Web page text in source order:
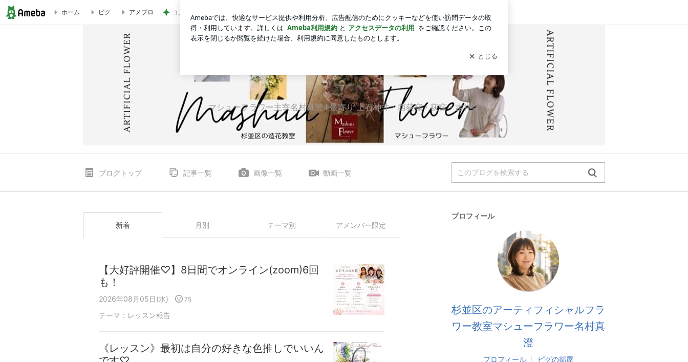
ブログ記事一覧｜杉並区のアーティフィシャルフラワー造花教室『写真と文章』で満席教室へマシューフラワー
ホーム ピグ アメブロ コメダのコンプしたくなる可愛い食玩 新規登録 ログイン
マシューフラワー主宰名村真澄❈最寄り 上石神井・西荻窪・荻窪・吉祥寺
ブログトップ 記事一覧 画像一覧 動画一覧
新着 月別 テーマ別 アメンバー限定
【大好評開催♡】8日間でオンライン(zoom)6回
も！
2026年08月05日(水) 75
テーマ： レッスン報告
《レッスン》最初は自分の好きな色推しでいいん
プロフィール
杉並区のアーティフィシャルフラ
ワー教室マシューフラワー名村真
澄
プロフィール ピグの部屋